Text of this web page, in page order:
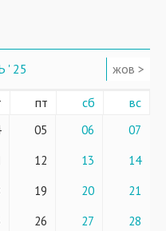
' 25 жов >
пт сб вс
05 06
07
12 13
14
19 20
21
26 27
28